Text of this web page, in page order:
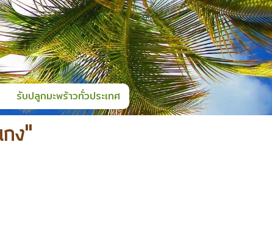
รับปลูกมะพร้าวทั่วประเทศ
ง"